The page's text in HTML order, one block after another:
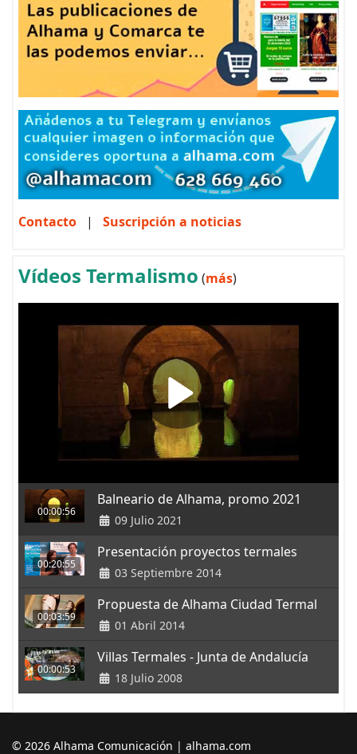
Contacto | Suscripción a noticias
Vídeos Termalismo (más)
00:00:56
Balneario de Alhama, promo 2021
09 Julio 2021
00:20:55
Presentación proyectos termales
03 Septiembre 2014
00:03:59
Propuesta de Alhama Ciudad Termal
01 Abril 2014
00:00:53
Villas Termales - Junta de Andalucía
18 Julio 2008
© 2026 Alhama Comunicación | alhama.com